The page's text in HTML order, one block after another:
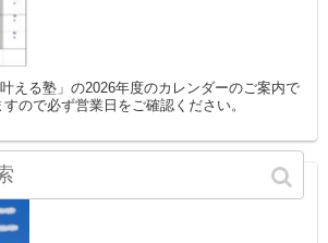
える塾」の2026年度のカレンダーのご案内で
ので必ず営業日をご確認ください。